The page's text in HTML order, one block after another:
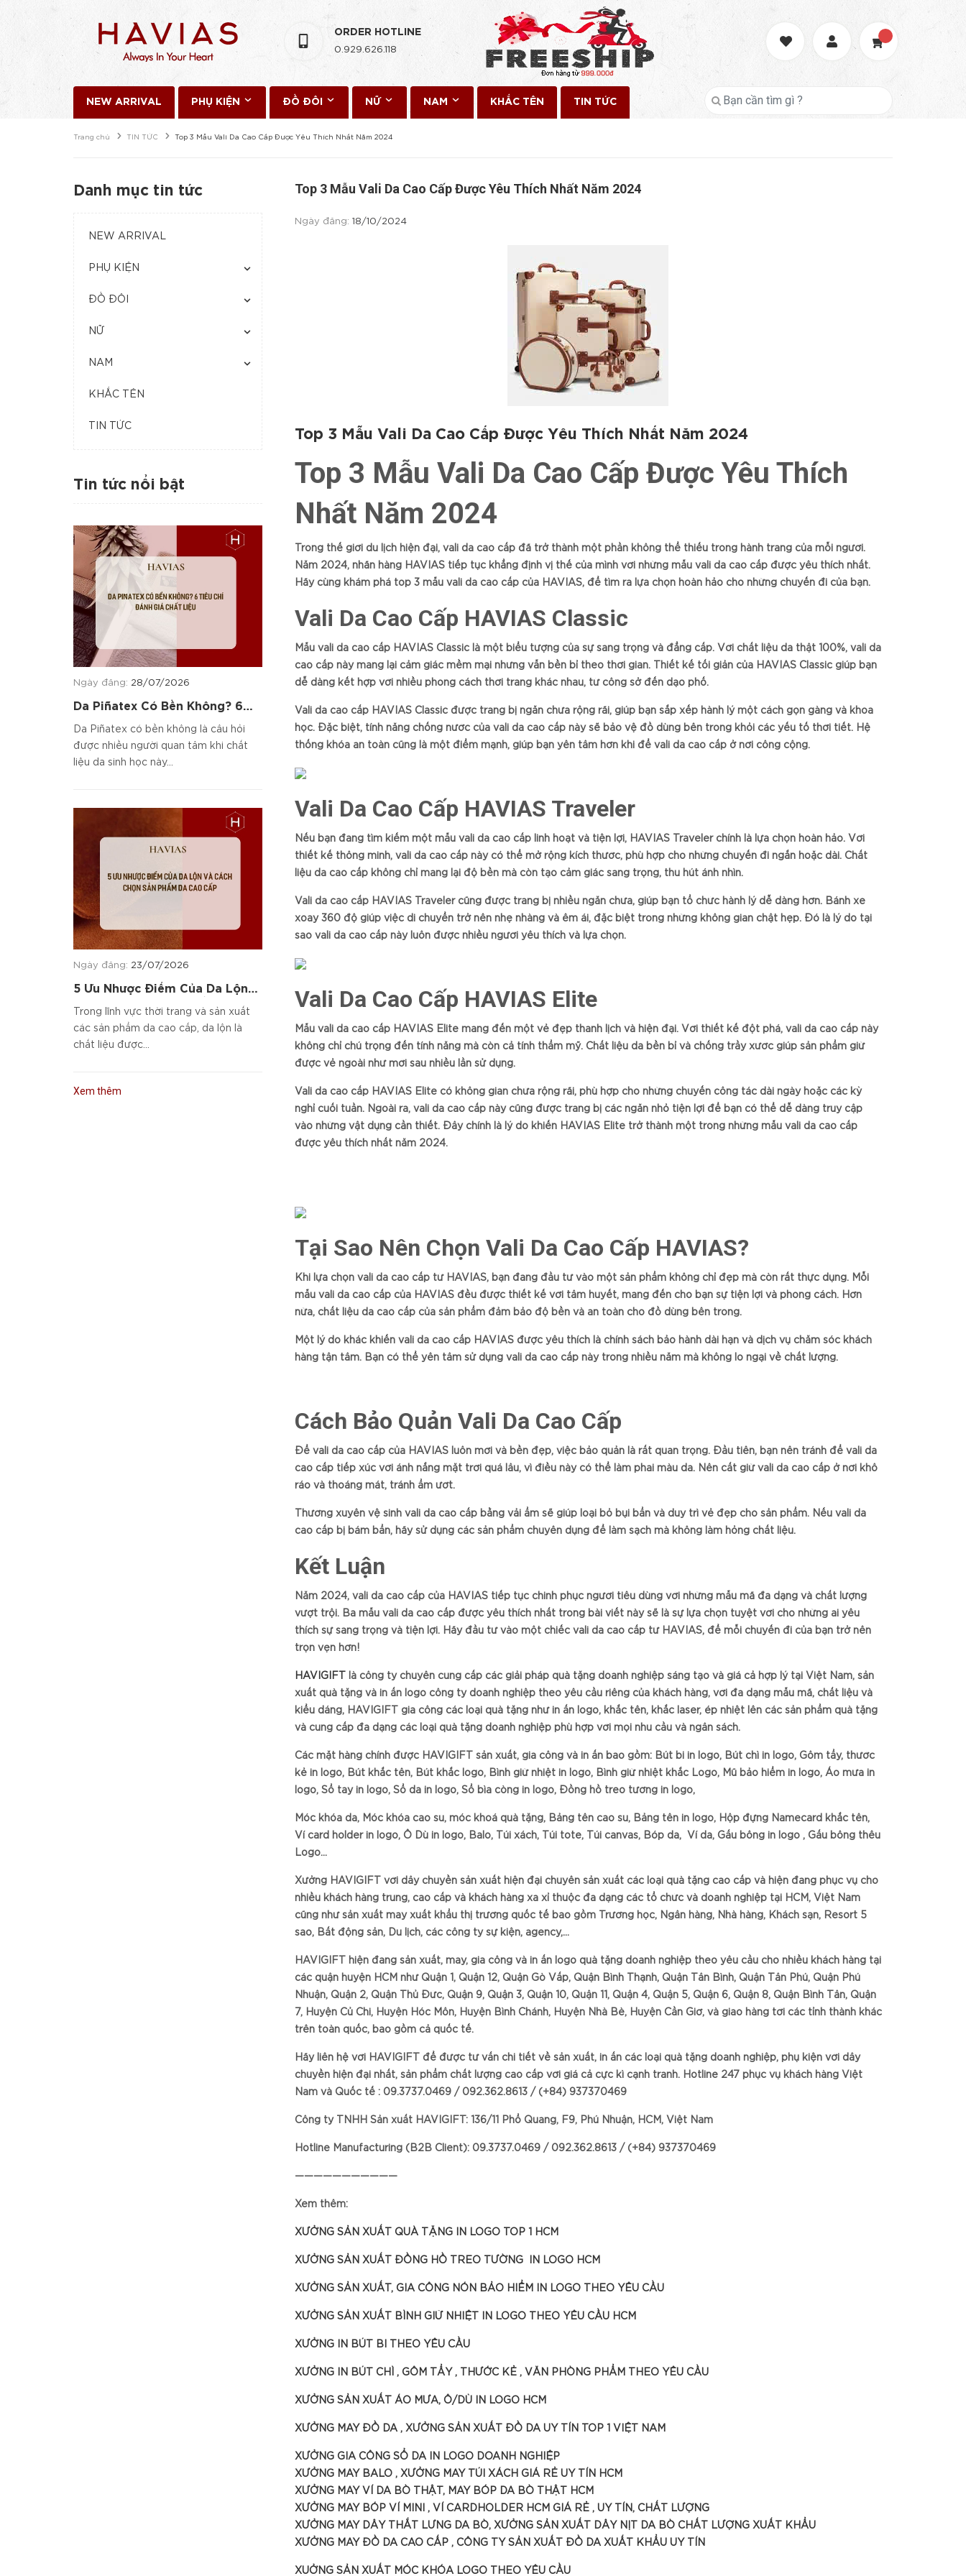
ORDER HOTLINE
0.929.626.118
NEW ARRIVAL PHỤ KIỆN ĐỒ ĐÔI NỮ NAM KHẮC TÊN TIN TỨC
Trang chủ TIN TỨC Top 3 Mẫu Vali Da Cao Cấp Được Yêu Thích Nhất Năm 2024
Top 3 Mẫu Vali Da Cao Cấp Được Yêu Thích Nhất Năm 2024
Ngày đăng: 18/10/2024
Top 3 Mẫu Vali Da Cao Cấp Được Yêu Thích Nhất Năm 2024
Top 3 Mẫu Vali Da Cao Cấp Được Yêu Thích
Nhất Năm 2024
Trong thế giới du lịch hiện đại, vali da cao cấp đã trở thành một phần không thể thiếu trong hành trang của mỗi người.
Năm 2024, nhãn hàng HAVIAS tiếp tục khẳng định vị thế của mình với những mẫu vali da cao cấp được yêu thích nhất.
Hãy cùng khám phá top 3 mẫu vali da cao cấp của HAVIAS, để tìm ra lựa chọn hoàn hảo cho những chuyến đi của bạn.
Vali Da Cao Cấp HAVIAS Classic
Mẫu vali da cao cấp HAVIAS Classic là một biểu tượng của sự sang trọng và đẳng cấp. Với chất liệu da thật 100%, vali da
cao cấp này mang lại cảm giác mềm mại nhưng vẫn bền bỉ theo thời gian. Thiết kế tối giản của HAVIAS Classic giúp bạn
dễ dàng kết hợp với nhiều phong cách thời trang khác nhau, từ công sở đến dạo phố.
Vali da cao cấp HAVIAS Classic được trang bị ngăn chứa rộng rãi, giúp bạn sắp xếp hành lý một cách gọn gàng và khoa
học. Đặc biệt, tính năng chống nước của vali da cao cấp này sẽ bảo vệ đồ dùng bên trong khỏi các yếu tố thời tiết. Hệ
thống khóa an toàn cũng là một điểm mạnh, giúp bạn yên tâm hơn khi để vali da cao cấp ở nơi công cộng.
Vali Da Cao Cấp HAVIAS Traveler
Nếu bạn đang tìm kiếm một mẫu vali da cao cấp linh hoạt và tiện lợi, HAVIAS Traveler chính là lựa chọn hoàn hảo. Với
thiết kế thông minh, vali da cao cấp này có thể mở rộng kích thước, phù hợp cho những chuyến đi ngắn hoặc dài. Chất
liệu da cao cấp không chỉ mang lại độ bền mà còn tạo cảm giác sang trọng, thu hút ánh nhìn.
Vali da cao cấp HAVIAS Traveler cũng được trang bị nhiều ngăn chứa, giúp bạn tổ chức hành lý dễ dàng hơn. Bánh xe
xoay 360 độ giúp việc di chuyển trở nên nhẹ nhàng và êm ái, đặc biệt trong những không gian chật hẹp. Đó là lý do tại
sao vali da cao cấp này luôn được nhiều người yêu thích và lựa chọn.
Vali Da Cao Cấp HAVIAS Elite
Mẫu vali da cao cấp HAVIAS Elite mang đến một vẻ đẹp thanh lịch và hiện đại. Với thiết kế đột phá, vali da cao cấp này
không chỉ chú trọng đến tính năng mà còn cả tính thẩm mỹ. Chất liệu da bền bỉ và chống trầy xước giúp sản phẩm giữ
được vẻ ngoài như mới sau nhiều lần sử dụng.
Vali da cao cấp HAVIAS Elite có không gian chứa rộng rãi, phù hợp cho những chuyến công tác dài ngày hoặc các kỳ
nghỉ cuối tuần. Ngoài ra, vali da cao cấp này cũng được trang bị các ngăn nhỏ tiện lợi để bạn có thể dễ dàng truy cập
vào những vật dụng cần thiết. Đây chính là lý do khiến HAVIAS Elite trở thành một trong những mẫu vali da cao cấp
được yêu thích nhất năm 2024.
Tại Sao Nên Chọn Vali Da Cao Cấp HAVIAS?
Khi lựa chọn vali da cao cấp từ HAVIAS, bạn đang đầu tư vào một sản phẩm không chỉ đẹp mà còn rất thực dụng. Mỗi
mẫu vali da cao cấp của HAVIAS đều được thiết kế với tâm huyết, mang đến cho bạn sự tiện lợi và phong cách. Hơn
nữa, chất liệu da cao cấp của sản phẩm đảm bảo độ bền và an toàn cho đồ dùng bên trong.
Một lý do khác khiến vali da cao cấp HAVIAS được yêu thích là chính sách bảo hành dài hạn và dịch vụ chăm sóc khách
hàng tận tâm. Bạn có thể yên tâm sử dụng vali da cao cấp này trong nhiều năm mà không lo ngại về chất lượng.
Cách Bảo Quản Vali Da Cao Cấp
Để vali da cao cấp của HAVIAS luôn mới và bền đẹp, việc bảo quản là rất quan trọng. Đầu tiên, bạn nên tránh để vali da
cao cấp tiếp xúc với ánh nắng mặt trời quá lâu, vì điều này có thể làm phai màu da. Nên cất giữ vali da cao cấp ở nơi khô
ráo và thoáng mát, tránh ẩm ướt.
Thường xuyên vệ sinh vali da cao cấp bằng vải ẩm sẽ giúp loại bỏ bụi bẩn và duy trì vẻ đẹp cho sản phẩm. Nếu vali da
cao cấp bị bám bẩn, hãy sử dụng các sản phẩm chuyên dụng để làm sạch mà không làm hỏng chất liệu.
Kết Luận
Năm 2024, vali da cao cấp của HAVIAS tiếp tục chinh phục người tiêu dùng với những mẫu mã đa dạng và chất lượng
vượt trội. Ba mẫu vali da cao cấp được yêu thích nhất trong bài viết này sẽ là sự lựa chọn tuyệt vời cho những ai yêu
thích sự sang trọng và tiện lợi. Hãy đầu tư vào một chiếc vali da cao cấp từ HAVIAS, để mỗi chuyến đi của bạn trở nên
trọn vẹn hơn!
HAVIGIFT
là công ty chuyên cung cấp các giải pháp quà tặng doanh nghiệp sáng tạo và giá cả hợp lý tại Việt Nam, sản
xuất quà tặng và in ấn logo công ty doanh nghiệp theo yêu cầu riêng của khách hàng, với đa dạng mẫu mã, chất liệu và
kiểu dáng, HAVIGIFT gia công các loại quà tặng như in ấn logo, khắc tên, khắc laser, ép nhiệt lên các sản phẩm quà tặng
và cung cấp đa dạng các loại quà tặng doanh nghiệp phù hợp với mọi nhu cầu và ngân sách.
Các mặt hàng chính được HAVIGIFT sản xuất, gia công và in ấn bao gồm: Bút bi in logo, Bút chì in logo, Gôm tẩy, thước
kẻ in logo, Bút khắc tên, Bút khắc logo, Bình giữ nhiệt in logo, Bình giữ nhiệt khắc Logo, Mũ bảo hiểm in logo, Áo mưa in
logo, Sổ tay in logo, Sổ da in logo, Sổ bìa còng in logo, Đồng hồ treo tường in logo,
Móc khóa da, Móc khóa cao su, móc khoá quà tặng, Bảng tên cao su, Bảng tên in logo, Hộp đựng Namecard khắc tên,
Ví card holder in logo, Ô Dù in logo, Balo, Túi xách, Túi tote, Túi canvas, Bóp da, Ví da, Gấu bông in logo , Gấu bông thêu
Logo…
Xưởng HAVIGIFT với dây chuyền sản xuất hiện đại chuyên sản xuất các loại quà tặng cao cấp và hiện đang phục vụ cho
nhiều khách hàng trung, cao cấp và khách hàng xa xỉ thuộc đa dạng các tổ chức và doanh nghiệp tại HCM, Việt Nam
cũng như sản xuất may xuất khẩu thị trường quốc tế bao gồm Trường học, Ngân hàng, Nhà hàng, Khách sạn, Resort 5
sao, Bất động sản, Du lịch, các công ty sự kiện, agency,…
HAVIGIFT hiện đang sản xuất, may, gia công và in ấn logo quà tặng doanh nghiệp theo yêu cầu cho nhiều khách hàng tại
các quận huyện HCM như Quận 1, Quận 12, Quận Gò Vấp, Quận Bình Thạnh, Quận Tân Bình, Quận Tân Phú, Quận Phú
Nhuận, Quận 2, Quận Thủ Đức, Quận 9, Quận 3, Quận 10, Quận 11, Quận 4, Quận 5, Quận 6, Quận 8, Quận Bình Tân, Quận
7, Huyện Củ Chi, Huyện Hóc Môn, Huyện Bình Chánh, Huyện Nhà Bè, Huyện Cần Giờ, và giao hàng tới các tỉnh thành khác
trên toàn quốc, bao gồm cả quốc tế.
Hãy liên hệ với HAVIGIFT để được tư vấn chi tiết về sản xuất, in ấn các loại quà tặng doanh nghiệp, phụ kiện với dây
chuyền hiện đại nhất, sản phẩm chất lượng cao cấp với giá cả cực kì cạnh tranh. Hotline 247 phục vụ khách hàng Việt
Nam và Quốc tế : 09.3737.0469 / 092.362.8613 / (+84) 937370469
Công ty TNHH Sản xuất HAVIGIFT: 136/11 Phổ Quang, F9, Phú Nhuận, HCM, Việt Nam
Hotline Manufacturing (B2B Client): 09.3737.0469 / 092.362.8613 / (+84) 937370469
———————————
Xem thêm:
XƯỞNG SẢN XUẤT QUÀ TẶNG IN LOGO TOP 1 HCM
XƯỞNG SẢN XUẤT ĐỒNG HỒ TREO TƯỜNG IN LOGO HCM
XƯỞNG SẢN XUẤT, GIA CÔNG NÓN BẢO HIỂM IN LOGO THEO YÊU CẦU
XƯỞNG SẢN XUẤT BÌNH GIỮ NHIỆT IN LOGO THEO YÊU CẦU HCM
XƯỞNG IN BÚT BI THEO YÊU CẦU
XƯỞNG IN BÚT CHÌ , GÔM TẨY , THƯỚC KẺ , VĂN PHÒNG PHẨM THEO YÊU CẦU
XƯỞNG SẢN XUẤT ÁO MƯA, Ô/DÙ IN LOGO HCM
XƯỞNG MAY ĐỒ DA , XƯỞNG SẢN XUẤT ĐỒ DA UY TÍN TOP 1 VIỆT NAM
XƯỞNG GIA CÔNG SỔ DA IN LOGO DOANH NGHIỆP
XƯỞNG MAY BALO , XƯỞNG MAY TÚI XÁCH GIÁ RẺ UY TÍN HCM
XƯỞNG MAY VÍ DA BÒ THẬT, MAY BÓP DA BÒ THẬT HCM
XƯỞNG MAY BÓP VÍ MINI , VÍ CARDHOLDER HCM GIÁ RẺ , UY TÍN, CHẤT LƯỢNG
XƯỞNG MAY DÂY THẮT LƯNG DA BÒ, XƯỞNG SẢN XUẤT DÂY NỊT DA BÒ CHẤT LƯỢNG XUẤT KHẨU
XƯỞNG MAY ĐỒ DA CAO CẤP , CÔNG TY SẢN XUẤT ĐỒ DA XUẤT KHẨU UY TÍN
XUỞNG SẢN XUẤT MÓC KHÓA LOGO THEO YÊU CẦU
Danh mục tin tức
NEW ARRIVAL
PHỤ KIỆN
ĐỒ ĐÔI
NỮ
NAM
KHẮC TÊN
TIN TỨC
Tin tức nổi bật
Ngày đăng: 28/07/2026
Da Piñatex Có Bền Không? 6
Tiêu Chí Đánh Giá Chất Liệu
Da Piñatex có bền không là câu hỏi
được nhiều người quan tâm khi chất
liệu da sinh học này...
Ngày đăng: 23/07/2026
5 Ưu Nhược Điểm Của Da Lộn
Và Cách Chọn Sản Phẩm Da
Cao Cấp
Trong lĩnh vực thời trang và sản xuất
các sản phẩm da cao cấp, da lộn là
chất liệu được...
Xem thêm